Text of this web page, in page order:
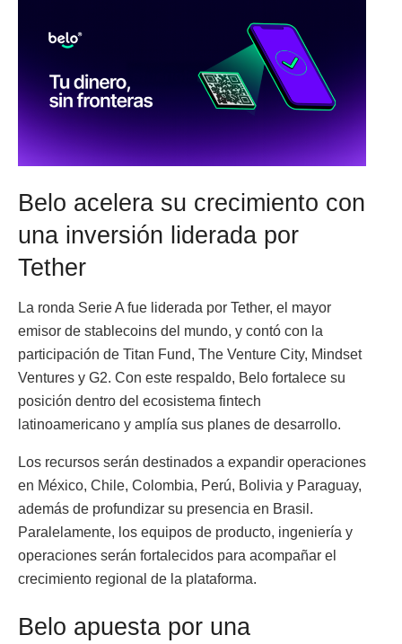
Belo acelera su crecimiento con
una inversión liderada por
Tether
La ronda Serie A fue liderada por Tether, el mayor
emisor de stablecoins del mundo, y contó con la
participación de Titan Fund, The Venture City, Mindset
Ventures y G2. Con este respaldo, Belo fortalece su
posición dentro del ecosistema fintech
latinoamericano y amplía sus planes de desarrollo.
Los recursos serán destinados a expandir operaciones
en México, Chile, Colombia, Perú, Bolivia y Paraguay,
además de profundizar su presencia en Brasil.
Paralelamente, los equipos de producto, ingeniería y
operaciones serán fortalecidos para acompañar el
crecimiento regional de la plataforma.
Belo apuesta por una